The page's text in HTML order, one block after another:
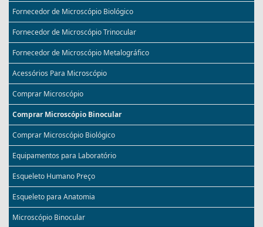
Fornecedor de Microscópio Biológico
Fornecedor de Microscópio Trinocular
Fornecedor de Microscópio Metalográfico
Acessórios Para Microscópio
Comprar Microscópio
Comprar Microscópio Binocular
Comprar Microscópio Biológico
Equipamentos para Laboratório
Esqueleto Humano Preço
Esqueleto para Anatomia
Microscópio Binocular